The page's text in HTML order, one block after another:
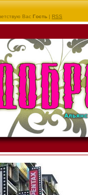
Вас Гость | RSS